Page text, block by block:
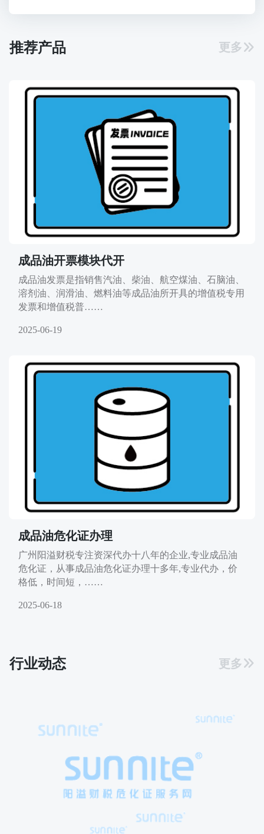
推荐产品 更多
成品油开票模块代开
成品油发票是指销售汽油、柴油、航空煤油、石脑油、
溶剂油、润滑油、燃料油等成品油所开具的增值税专用
发票和增值税普……
2025-06-19
成品油危化证办理
广州阳溢财税专注资深代办十八年的企业,专业成品油
危化证，从事成品油危化证办理十多年,专业代办，价
格低，时间短，……
2025-06-18
行业动态 更多